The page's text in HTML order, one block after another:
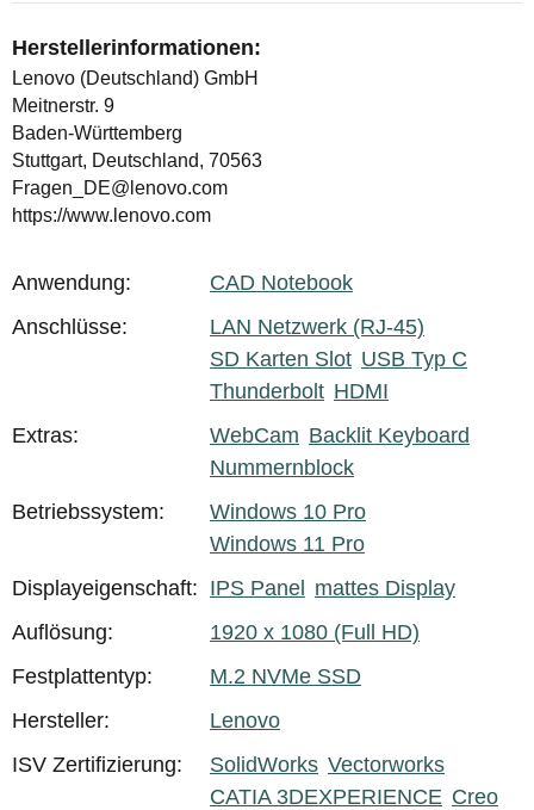
Herstellerinformationen:
Lenovo (Deutschland) GmbH
Meitnerstr. 9
Baden-Württemberg
Stuttgart, Deutschland, 70563
Fragen_DE@lenovo.com
https://www.lenovo.com
Produkteigenschaft
Wert
Anwendung:
CAD Notebook
Anschlüsse:
LAN Netzwerk (RJ-45)
SD Karten Slot USB Typ C
Thunderbolt HDMI
Extras:
WebCam Backlit Keyboard
Nummernblock
Betriebssystem:
Windows 10 Pro
Windows 11 Pro
Displayeigenschaft: IPS Panel mattes Display
Auflösung:
1920 x 1080 (Full HD)
Festplattentyp:
M.2 NVMe SSD
Hersteller:
Lenovo
ISV Zertifizierung:
SolidWorks Vectorworks
CATIA 3DEXPERIENCE Creo